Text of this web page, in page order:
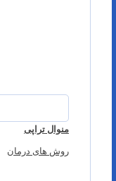
منوال تراپی
روش های درمان